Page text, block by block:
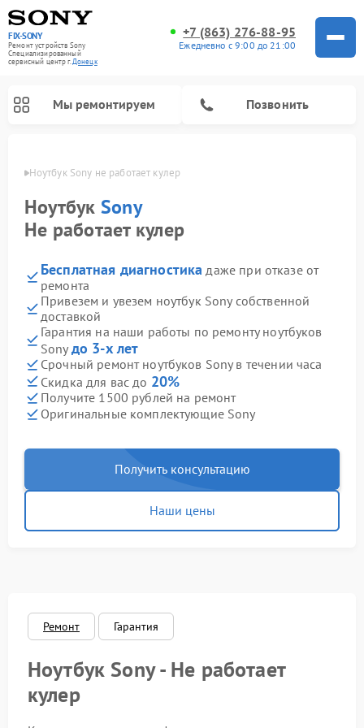
FIX-SONY
Ремонт устройств Sony
Специализированный
cервисный центр г. Донецк
+7 (863) 276-88-95
Ежедневно с 9:00 до 21:00
Мы ремонтируем Позвонить
Ноутбук Sony не работает кулер
Ноутбук Sony
Не работает кулер
Бесплатная диагностика даже при отказе от
ремонта
Привезем и увезем ноутбук Sony собственной
доставкой
Гарантия на наши работы по ремонту ноутбуков
Sony до 3-х лет
Срочный ремонт ноутбуков Sony в течении часа
Скидка для вас до 20%
Получите 1500 рублей на ремонт
Оригинальные комплектующие Sony
Получить консультацию
Наши цены
Ремонт Гарантия
Ноутбук Sony - Не работает
кулер